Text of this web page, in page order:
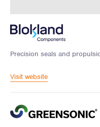
Precision seals and
Visit website